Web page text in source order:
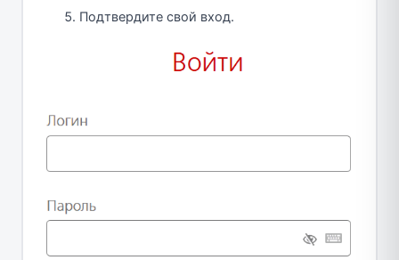
Подтвердите свой вход.